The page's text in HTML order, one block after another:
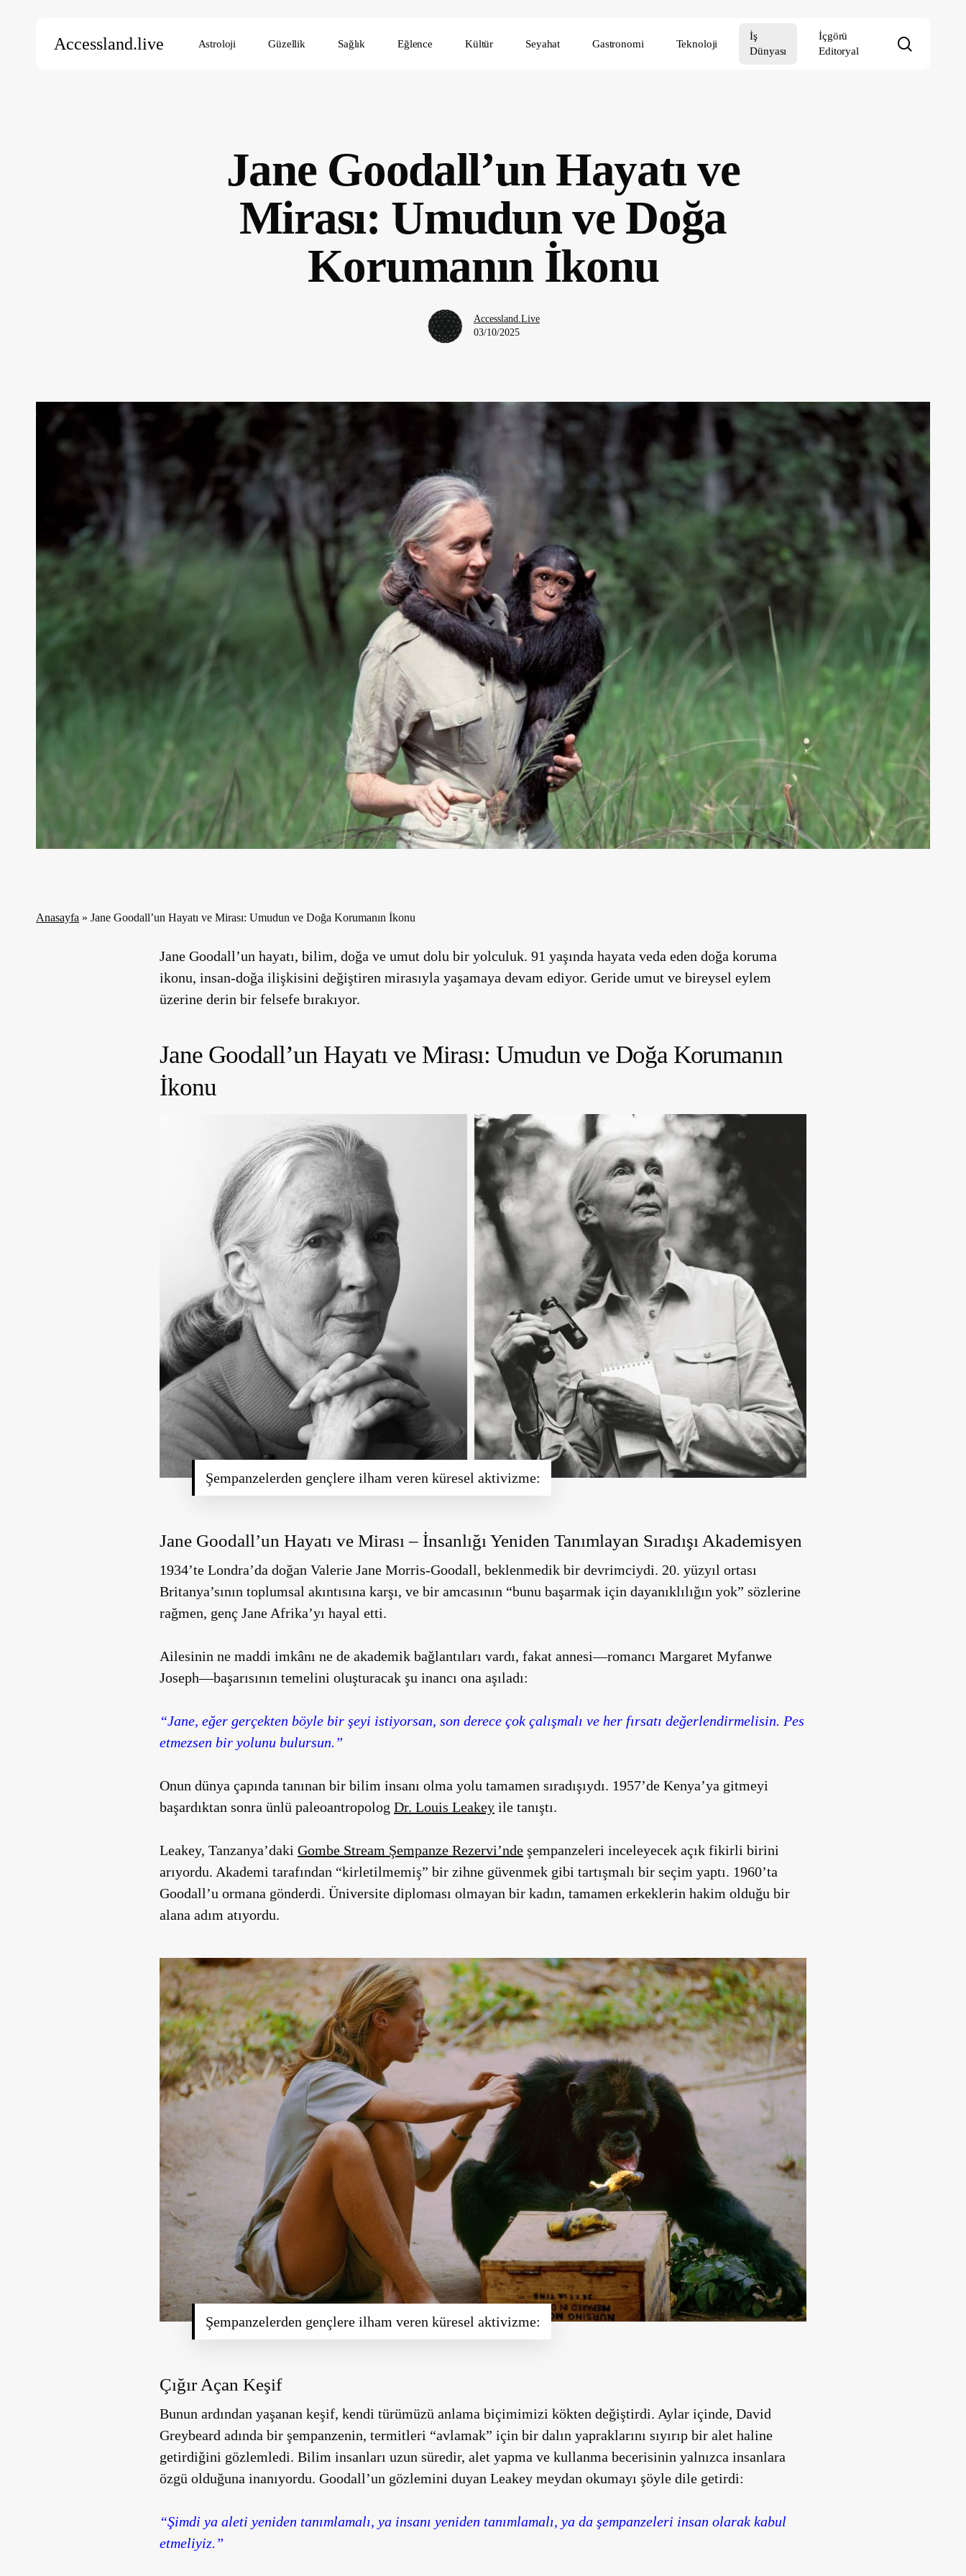
Accessland.live Astroloji Güzellik Sağlık Eğlence Kültür Seyahat Gastronomi Teknoloji
İş
Dünyası
İçgörü
Editoryal
Jane Goodall’un Hayatı ve
Mirası: Umudun ve Doğa
Korumanın İkonu
Accessland.Live
03/10/2025
Anasayfa » Jane Goodall’un Hayatı ve Mirası: Umudun ve Doğa Korumanın İkonu
Jane Goodall’un hayatı, bilim, doğa ve umut dolu bir yolculuk. 91 yaşında hayata veda eden doğa koruma
ikonu, insan-doğa ilişkisini değiştiren mirasıyla yaşamaya devam ediyor. Geride umut ve bireysel eylem
üzerine derin bir felsefe bırakıyor.
Jane Goodall’un Hayatı ve Mirası: Umudun ve Doğa Korumanın
İkonu
Şempanzelerden gençlere ilham veren küresel aktivizme:
Jane Goodall’un Hayatı ve Mirası – İnsanlığı Yeniden Tanımlayan Sıradışı Akademisyen
1934’te Londra’da doğan Valerie Jane Morris-Goodall, beklenmedik bir devrimciydi. 20. yüzyıl ortası
Britanya’sının toplumsal akıntısına karşı, ve bir amcasının “bunu başarmak için dayanıklılığın yok” sözlerine
rağmen, genç Jane Afrika’yı hayal etti.
Ailesinin ne maddi imkânı ne de akademik bağlantıları vardı, fakat annesi—romancı Margaret Myfanwe
Joseph—başarısının temelini oluşturacak şu inancı ona aşıladı:
“Jane, eğer gerçekten böyle bir şeyi istiyorsan, son derece çok çalışmalı ve her fırsatı değerlendirmelisin. Pes
etmezsen bir yolunu bulursun.”
Onun dünya çapında tanınan bir bilim insanı olma yolu tamamen sıradışıydı. 1957’de Kenya’ya gitmeyi
başardıktan sonra ünlü paleoantropolog Dr. Louis Leakey ile tanıştı.
Leakey, Tanzanya’daki Gombe Stream Şempanze Rezervi’nde şempanzeleri inceleyecek açık fikirli birini
arıyordu. Akademi tarafından “kirletilmemiş” bir zihne güvenmek gibi tartışmalı bir seçim yaptı. 1960’ta
Goodall’u ormana gönderdi. Üniversite diploması olmayan bir kadın, tamamen erkeklerin hakim olduğu bir
alana adım atıyordu.
Şempanzelerden gençlere ilham veren küresel aktivizme:
Çığır Açan Keşif
Bunun ardından yaşanan keşif, kendi türümüzü anlama biçimimizi kökten değiştirdi. Aylar içinde, David
Greybeard adında bir şempanzenin, termitleri “avlamak” için bir dalın yapraklarını sıyırıp bir alet haline
getirdiğini gözlemledi. Bilim insanları uzun süredir, alet yapma ve kullanma becerisinin yalnızca insanlara
özgü olduğuna inanıyordu. Goodall’un gözlemini duyan Leakey meydan okumayı şöyle dile getirdi:
“Şimdi ya aleti yeniden tanımlamalı, ya insanı yeniden tanımlamalı, ya da şempanzeleri insan olarak kabul
etmeliyiz.”